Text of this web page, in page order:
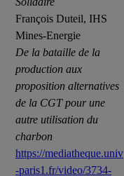
François Duteil, IHS
Mines-Energie
De la bataille de la
production aux
proposition alternatives
de la CGT pour une
autre utilisation du
charbon
https://mediatheque.univ
-paris1.fr/video/3734-